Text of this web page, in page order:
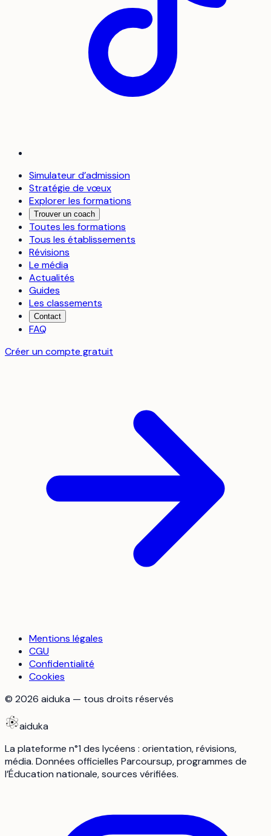
Simulateur d’admission
Stratégie de vœux
Explorer les formations
Trouver un coach
Toutes les formations
Tous les établissements
Révisions
Le média
Actualités
Guides
Les classements
Contact
FAQ
Créer un compte gratuit
Mentions légales
CGU
Confidentialité
Cookies
© 2026 aiduka — tous droits réservés
aiduka
La plateforme n°1 des lycéens : orientation, révisions,
média. Données officielles Parcoursup, programmes de
l’Éducation nationale, sources vérifiées.